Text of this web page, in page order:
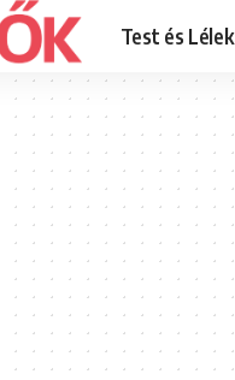
Test és Lélek